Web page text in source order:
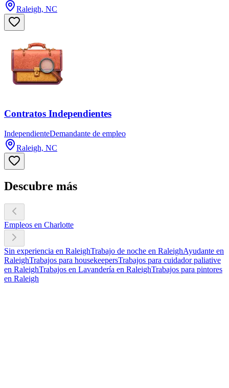
Raleigh, NC
Contratos Independientes
IndependienteDemandante de empleo
Raleigh, NC
Descubre más
Empleos en Charlotte
Sin experiencia en RaleighTrabajo de noche en RaleighAyudante en
RaleighTrabajos para housekeepersTrabajos para cuidador paliative
en RaleighTrabajos en Lavandería en RaleighTrabajos para pintores
en Raleigh